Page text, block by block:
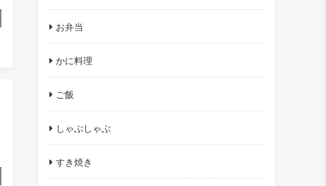
お弁当
かに料理
ご飯
しゃぶしゃぶ
すき焼き